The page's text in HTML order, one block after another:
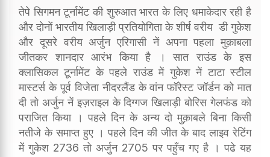
तेपे सिगमन टूर्नामेंट की शुरुआत भारत के लिए धमाकेदार रही है
और दोनों भारतीय खिलाड़ी प्रतियोगिता के शीर्ष वरीय डी गुकेश
और दूसरे वरीय अर्जुन एरिगासी नें अपना पहला मुक़ाबला
जीतकर शानदार आरंभ किया है । सात राउंड के इस
क्लासिकल टूर्नामेंट के पहले राउंड में गुकेश नें टाटा स्टील
मास्टर्स के पूर्व विजेता नीदरलैंड के वांन फॉरेस्ट जॉर्डन को मात
दी तो अर्जुन नें इज़राइल के दिग्गज खिलाड़ी बोरिस गेलफंड को
पराजित किया । पहले दिन के अन्य दो मुक़ाबले बिना किसी
नतीजे के समाप्त हुए । पहले दिन की जीत के बाद लाइव रेटिंग
में गुकेश 2736 तो अर्जुन 2705 पर पहुँच गए है । पढे यह